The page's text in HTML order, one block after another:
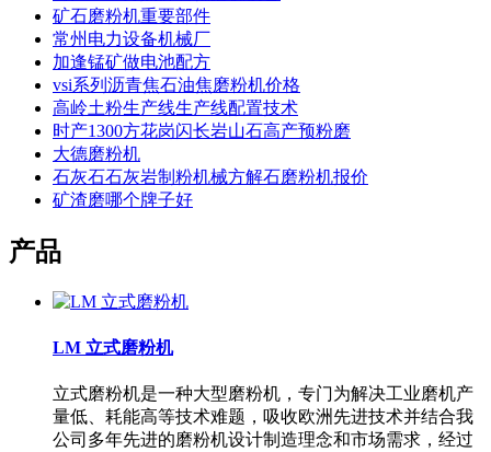
矿石磨粉机重要部件
常州电力设备机械厂
加逢锰矿做电池配方
vsi系列沥青焦石油焦磨粉机价格
高岭土粉生产线生产线配置技术
时产1300方花岗闪长岩山石高产预粉磨
大德磨粉机
石灰石石灰岩制粉机械方解石磨粉机报价
矿渣磨哪个牌子好
产品
LM 立式磨粉机
立式磨粉机是一种大型磨粉机，专门为解决工业磨机产
量低、耗能高等技术难题，吸收欧洲先进技术并结合我
公司多年先进的磨粉机设计制造理念和市场需求，经过